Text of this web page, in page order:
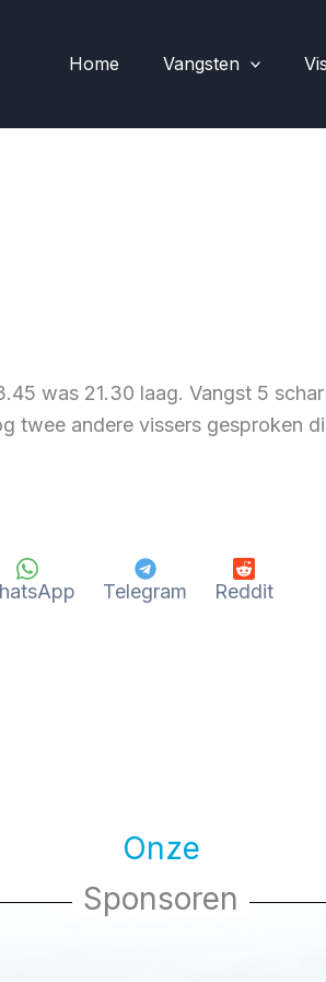
Home Vangsten
was 21.30 laag. Vangst 5
twee andere vissers gesproken
Telegram Reddit
Onze
Sponsoren